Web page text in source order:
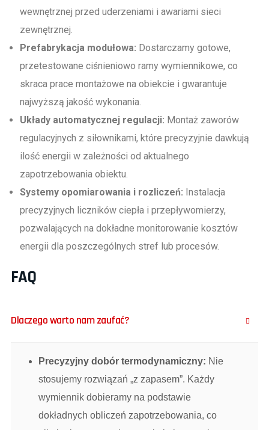
wewnętrznej przed uderzeniami i awariami sieci
zewnętrznej.
Prefabrykacja modułowa: Dostarczamy gotowe,
przetestowane ciśnieniowo ramy wymiennikowe, co
skraca prace montażowe na obiekcie i gwarantuje
najwyższą jakość wykonania.
Układy automatycznej regulacji: Montaż zaworów
regulacyjnych z siłownikami, które precyzyjnie dawkują
ilość energii w zależności od aktualnego
zapotrzebowania obiektu.
Systemy opomiarowania i rozliczeń: Instalacja
precyzyjnych liczników ciepła i przepływomierzy,
pozwalających na dokładne monitorowanie kosztów
energii dla poszczególnych stref lub procesów.
FAQ
Dlaczego warto nam zaufać?
Precyzyjny dobór termodynamiczny: Nie
stosujemy rozwiązań „z zapasem”. Każdy
wymiennik dobieramy na podstawie
dokładnych obliczeń zapotrzebowania, co